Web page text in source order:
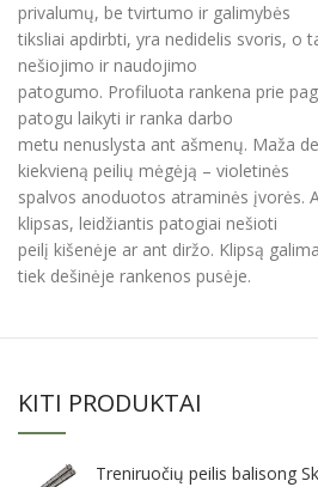
privalumų, be tvirtumo ir galimybės
tiksliai apdirbti, yra nedidelis svoris, o
nešiojimo ir naudojimo
patogumo. Profiluota rankena prie
patogu laikyti ir ranka darbo
metu nenuslysta ant ašmenų. Maža
kiekvieną peilių mėgėją – violetinės
spalvos anoduotos atraminės įvorės.
klipsas, leidžiantis patogiai nešioti
peilį kišenėje ar ant diržo. Klipsą
tiek dešinėje rankenos pusėje.
KITI PRODUKTAI
Treniruočių peilis balisong